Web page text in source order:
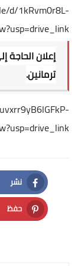
d/1kRvm0r8L-
إعلان الحاجة
ترمانين.
نشر
حفظ